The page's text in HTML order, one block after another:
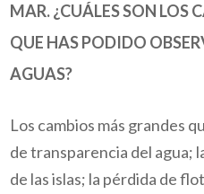
MAR. ¿CUÁLES SON LOS
QUE HAS PODIDO
AGUAS?
Los cambios más grandes
de transparencia del agua;
de las islas; la pérdida de